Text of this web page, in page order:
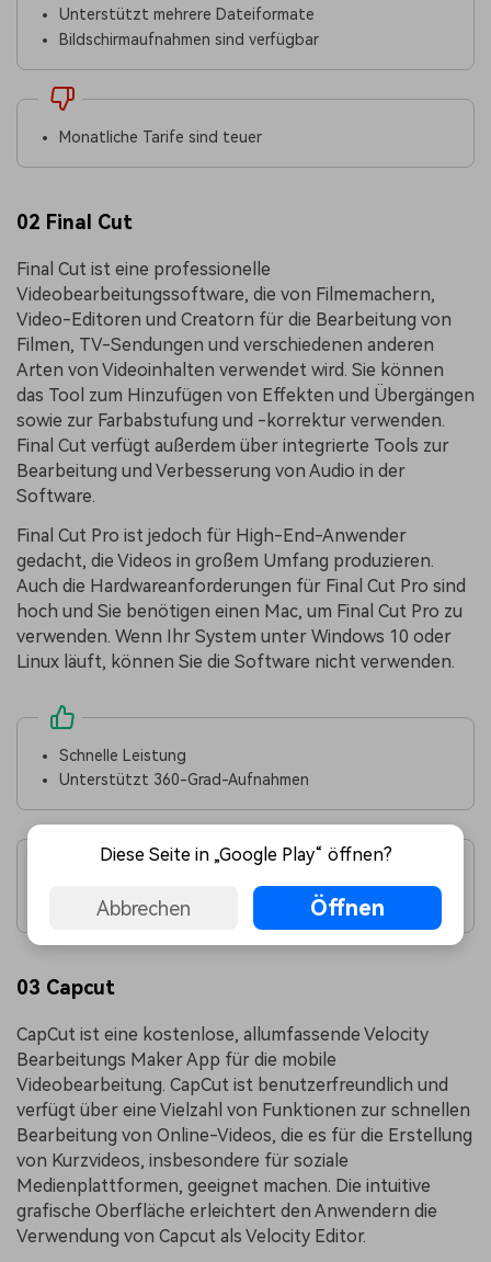
Unterstützt mehrere Dateiformate
Bildschirmaufnahmen sind verfügbar
Monatliche Tarife sind teuer
02 Final Cut
Final Cut ist eine professionelle
Videobearbeitungssoftware, die von Filmemachern,
Video-Editoren und Creatorn für die Bearbeitung von
Filmen, TV-Sendungen und verschiedenen anderen
Arten von Videoinhalten verwendet wird. Sie können
das Tool zum Hinzufügen von Effekten und Übergängen
sowie zur Farbabstufung und -korrektur verwenden.
Final Cut verfügt außerdem über integrierte Tools zur
Bearbeitung und Verbesserung von Audio in der
Software.
Final Cut Pro ist jedoch für High-End-Anwender
gedacht, die Videos in großem Umfang produzieren.
Auch die Hardwareanforderungen für Final Cut Pro sind
hoch und Sie benötigen einen Mac, um Final Cut Pro zu
verwenden. Wenn Ihr System unter Windows 10 oder
Linux läuft, können Sie die Software nicht verwenden.
Schnelle Leistung
Unterstützt 360-Grad-Aufnahmen
Einmaliger Kauf erforderlich
03 Capcut
CapCut ist eine kostenlose, allumfassende Velocity
Bearbeitungs Maker App für die mobile
Videobearbeitung. CapCut ist benutzerfreundlich und
verfügt über eine Vielzahl von Funktionen zur schnellen
Bearbeitung von Online-Videos, die es für die Erstellung
von Kurzvideos, insbesondere für soziale
Medienplattformen, geeignet machen. Die intuitive
grafische Oberfläche erleichtert den Anwendern die
Verwendung von Capcut als Velocity Editor.
Diese Seite in „Google Play“ öffnen?
Abbrechen Öffnen